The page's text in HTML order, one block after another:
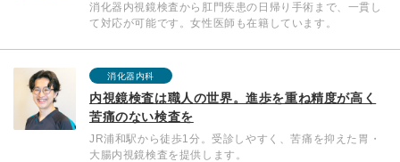
消化器内視鏡検査から肛門疾患の日帰り手術まで、一貫し
て対応が可能です。女性医師も在籍しています。
消化器内科
内視鏡検査は職人の世界。進歩を重ね精度が高く
苦痛のない検査を
JR浦和駅から徒歩1分。受診しやすく、苦痛を抑えた胃・
大腸内視鏡検査を提供します。